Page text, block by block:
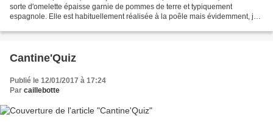
sorte d'omelette épaisse garnie de pommes de terre et typiquement
espagnole. Elle est habituellement réalisée à la poêle mais évidemment, je
Cantine'Quiz
Publié le 12/01/2017 à 17:24
Par caillebotte